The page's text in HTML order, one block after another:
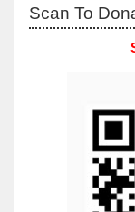
Scan To